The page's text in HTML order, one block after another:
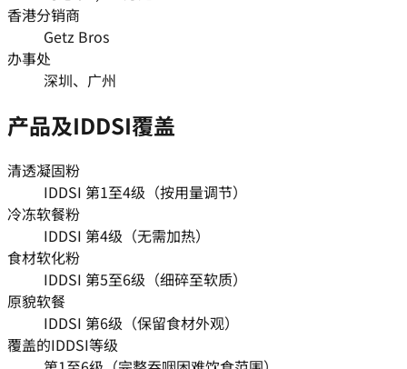
香港分销商
Getz Bros
办事处
深圳、广州
产品及IDDSI覆盖
清透凝固粉
IDDSI 第1至4级（按用量调节）
冷冻软餐粉
IDDSI 第4级（无需加热）
食材软化粉
IDDSI 第5至6级（细碎至软质）
原貌软餐
IDDSI 第6级（保留食材外观）
覆盖的IDDSI等级